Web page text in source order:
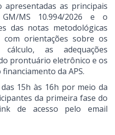
as principais
MS 10.994/2026 e o
das notas metodológicas
com orientações sobre os
as adequações
prontuário eletrônico e os
da APS.
15h às 16h por meio da
da primeira fase do
de acesso pelo email